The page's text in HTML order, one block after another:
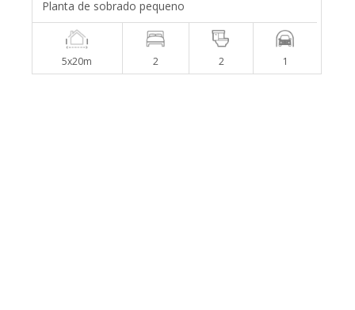
Planta de sobrado pequeno
5x20m 2 2 1